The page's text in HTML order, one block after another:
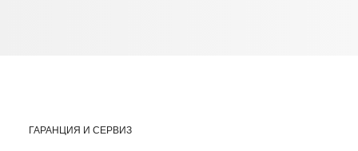
ГАРАНЦИЯ И СЕРВИЗ